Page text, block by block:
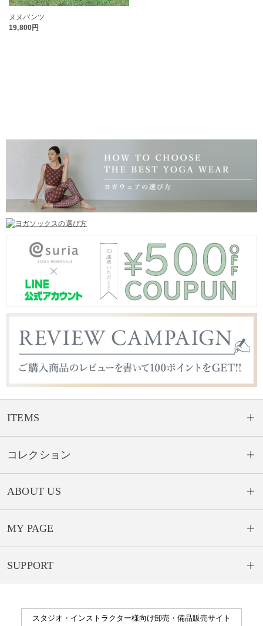
ヌヌパンツ
19,800円
ITEMS
コレクション
ABOUT US
MY PAGE
SUPPORT
スタジオ・インストラクター様向け卸売・備品販売サイト